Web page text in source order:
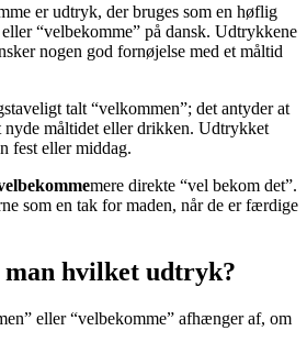
er udtryk, der bruges som en høflig
“velbekomme” på dansk. Udtrykkene
nogen god fornøjelse med et måltid
talt “velkommen”; det antyder at
måltidet eller drikken. Udtrykket
fest eller middag.
mere direkte “vel bekom det”.
som en tak for maden, når de er færdige
hvilket udtryk?
eller “velbekomme” afhænger af, om